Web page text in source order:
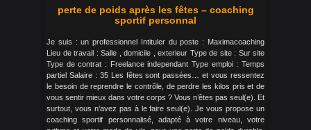
perte de poids après les fêtes – coaching
sportif personnal
Je suis : un professionnel Intituler du poste : Maximacoaching
Lieu de travail : Salle , domicile , exterieur Type de site : Sur site
Type de contrat : Freelance independant Type emploi : Temps
partiel Salaire : 35 Les fêtes sont passées… et vous ressentez
le besoin de reprendre le contrôle, de perdre les kilos pris et de
vous sentir mieux dans votre corps ? Vous n’êtes pas seul(e). Et
surtout, vous n’avez pas à le faire seul(e). Je vous propose un
coaching sportif personnalisé, adapté à votre niveau, votre